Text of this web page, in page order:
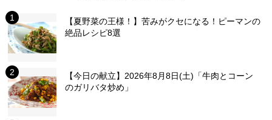
【夏野菜の王様！】苦みがクセになる！ピーマンの
絶品レシピ8選
【今日の献立】2026年8月8日(土)「牛肉とコーン
のガリバタ炒め」